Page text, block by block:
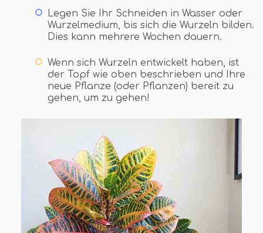
Legen Sie Ihr Schneiden in Wasser oder
Wurzelmedium, bis sich die Wurzeln bilden.
Dies kann mehrere Wochen dauern.
Wenn sich Wurzeln entwickelt haben, ist
der Topf wie oben beschrieben und Ihre
neue Pflanze (oder Pflanzen) bereit zu
gehen, um zu gehen!